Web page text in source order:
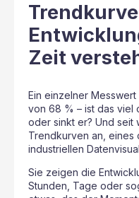
Zeit
Ein einzelner
von 68 % – ist das viel
oder sinkt er? Und seit
Trendkurven an,
industriellen
Sie zeigen die
Stunden, Tage oder